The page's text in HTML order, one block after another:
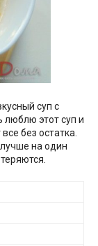
суп с
этот суп и
без остатка.
лучше на один